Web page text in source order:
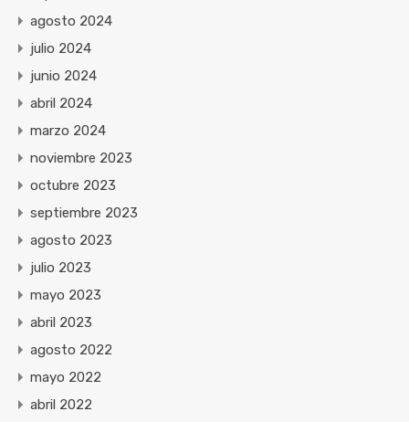
agosto 2024
julio 2024
junio 2024
abril 2024
marzo 2024
noviembre 2023
octubre 2023
septiembre 2023
agosto 2023
julio 2023
mayo 2023
abril 2023
agosto 2022
mayo 2022
abril 2022